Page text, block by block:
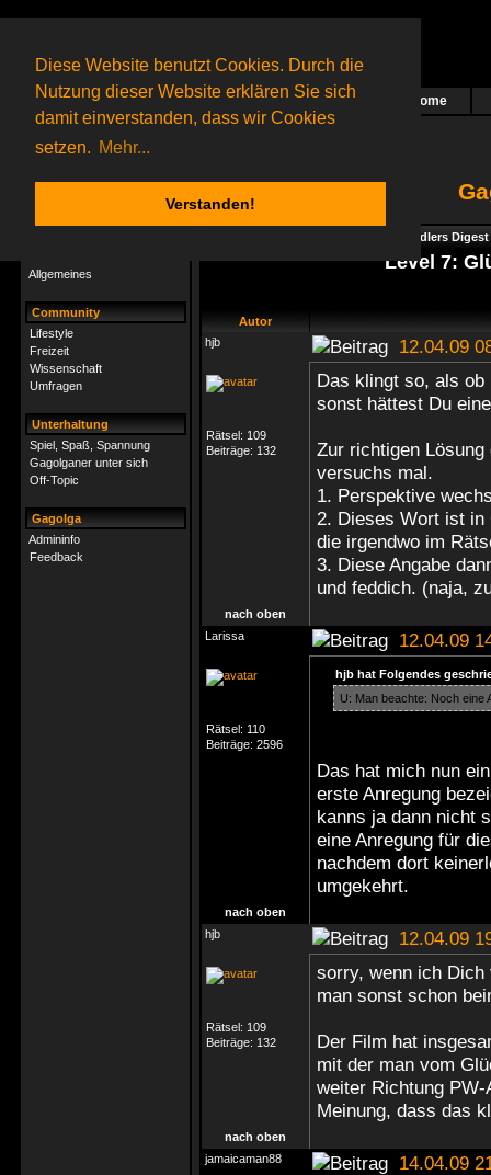
Diese Website benutzt Cookies. Durch die
Nutzung dieser Website erklären Sie sich
damit einverstanden, dass wir Cookies
setzen. Mehr...
Verstanden!
Das nächste Rätsel ist in Arbeit Home
271 Gagolganeronline(0 registrierte und 271 Gäste)
Gagolganer:
9732Rätsel online:
Allgemeines
Community
Lifestyle
Freizeit
Wissenschaft
Umfragen
Unterhaltung
Spiel, Spaß, Spannung
Gagolganer unter sich
Off-Topic
Gagolga
Admininfo
Feedback
Gagolga - Riddlers Digest
Level 7:
Autor
hjb
12.04.09
Rätsel: 109
Beiträge: 132
Das klingt so, als
sonst hättest Du
Zur richtigen
versuchs mal.
1. Perspektive
2. Dieses Wort ist in
die irgendwo im
3. Diese Angabe
und feddich. (naja,
nach oben
Larissa
12.04.09
Rätsel: 110
Beiträge: 2596
hjb hat Folgendes
U: Man beachte: Noch eine
Das hat mich nun
erste Anregung
kanns ja dann nicht
eine Anregung für
nachdem dort
umgekehrt.
nach oben
hjb
12.04.09
Rätsel: 109
Beiträge: 132
sorry, wenn ich
man sonst schon
Der Film hat
mit der man vom
weiter Richtung
Meinung, dass das
nach oben
jamaicaman88
14.04.09